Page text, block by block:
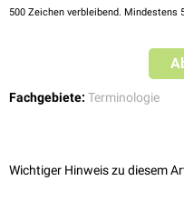
500 Zeichen verbleibend. Mindestens
Fachgebiete: Terminologie
Wichtiger Hinweis zu diesem